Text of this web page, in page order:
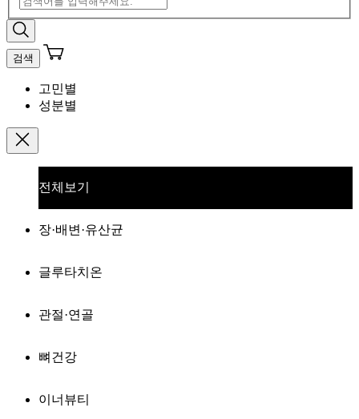
검색
고민별
성분별
전체보기
장·배변·유산균
글루타치온
관절·연골
뼈건강
이너뷰티